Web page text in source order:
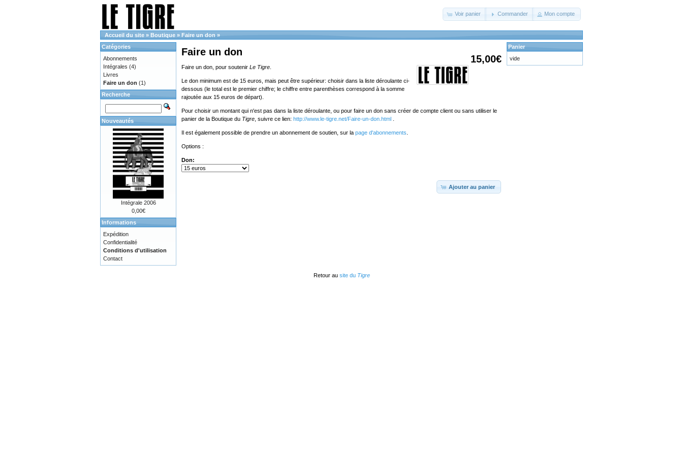
Voir panier Commander Mon compte
Accueil du site » Boutique » Faire un don »
15,00€
Faire un don
Faire un don, pour soutenir Le Tigre
Le don minimum est de 15 euros, mais peut être supérieur: choisir dans la liste déroulante ci-
dessous (le total est le premier chiffre; le chiffre entre parenthèses correspond à la somme
rajoutée aux 15 euros de départ).
Pour choisir un montant qui n'est pas dans la liste déroulante, ou pour faire un don sans créer de compte client ou sans utiliser le
panier de la Boutique du Tigre , suivre ce lien: http://www.le-tigre.net/Faire-un-don.html
Il est également possible de prendre un abonnement de soutien, sur la page d'abonnements
Options :
Don:
Ajouter au panier
Catégories
Abonnements
Intégrales (4)
Livres
Faire un don (1)
Recherche
Nouveautés
Intégrale 2006
0,00€
Informations
Expédition
Confidentialité
Conditions d'utilisation
Contact
Panier
vide
Retour au site du Tigre